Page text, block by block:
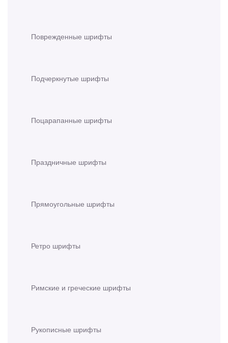
Поврежденные шрифты
Подчеркнутые шрифты
Поцарапанные шрифты
Праздничные шрифты
Прямоугольные шрифты
Ретро шрифты
Римские и греческие шрифты
Рукописные шрифты